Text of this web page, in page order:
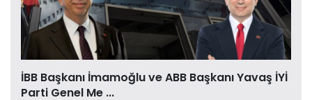
İBB Başkanı İmamoğlu ve ABB Başkanı Yavaş İYİ
Parti Genel Me ...